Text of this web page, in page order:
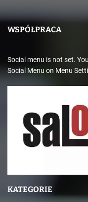
WSPÓŁPRACA
Social menu is not set.
Social Menu on Menu
KATEGORIE